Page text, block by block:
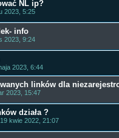
NL ip?
2023, 5:25
info
2023, 9:24
2023, 6:44
linków dla
2023, 15:47
działa ?
kwie 2022, 21:07